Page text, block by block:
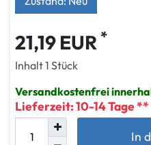
21,19 EUR *
Inhalt1 Stück
Versandkostenfrei
Lieferzeit: 10-14 Tage
In